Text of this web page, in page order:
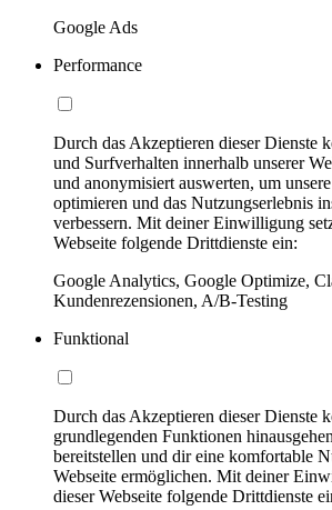
Google Ads
Performance
Durch das Akzeptieren dieser Dienste
und Surfverhalten innerhalb unserer
und anonymisiert auswerten, um
optimieren und das Nutzungserlebnis
verbessern. Mit deiner Einwilligung
Webseite folgende Drittdienste ein:
Google Analytics, Google Optimize,
Kundenrezensionen, A/B-Testing
Funktional
Durch das Akzeptieren dieser Dienste
grundlegenden Funktionen
bereitstellen und dir eine komfortable
Webseite ermöglichen. Mit deiner
dieser Webseite folgende Drittdienste